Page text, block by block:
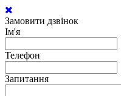
Замовити дзвінок
Ім'я
Телефон
Запитання